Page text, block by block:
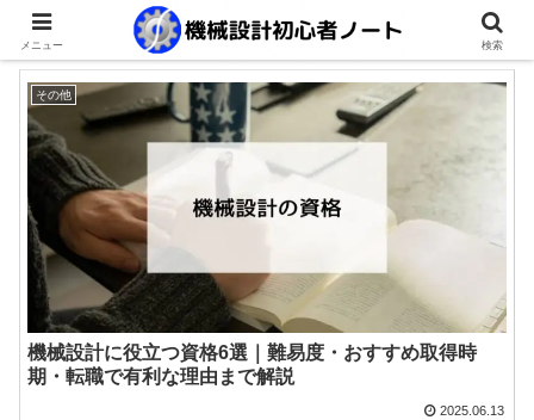
その他
機械設計に役立つ資格6選｜難易度・おすすめ取得時
期・転職で有利な理由まで解説
2025.06.13
メニュー 検索